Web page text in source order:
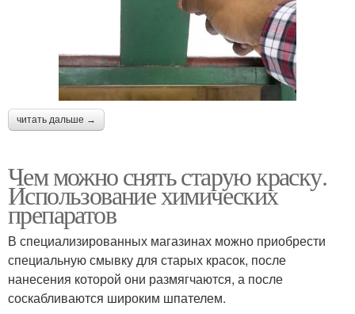
читать дальше →
Чем можно снять старую краску.
Использование химических
препаратов
В специализированных магазинах можно приобрести
специальную смывку для старых красок, после
нанесения которой они размягчаются, а после
соскабливаются широким шпателем.